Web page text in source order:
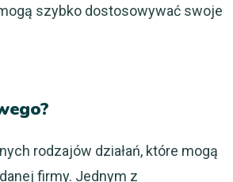
szybko dostosowywać swoje
rodzajów działań, które mogą
firmy. Jednym z